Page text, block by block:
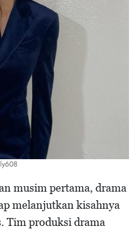
musim pertama, drama
melanjutkan kisahnya
Tim produksi drama